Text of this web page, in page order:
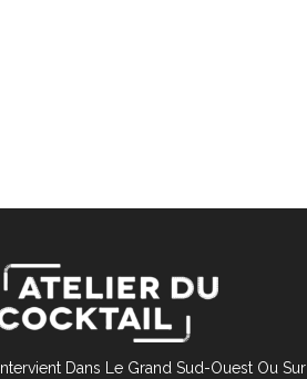
Intervient Dans Le Grand Sud-Ouest Ou Sur